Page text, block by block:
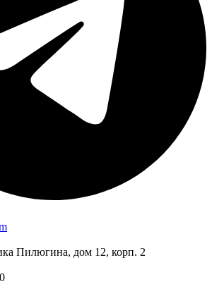
Пилюгина, дом 12, корп. 2